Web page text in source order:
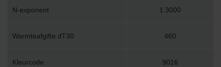
N-exponent 1.3000
Warmteafgifte dT30 460
Kleurcode 9016